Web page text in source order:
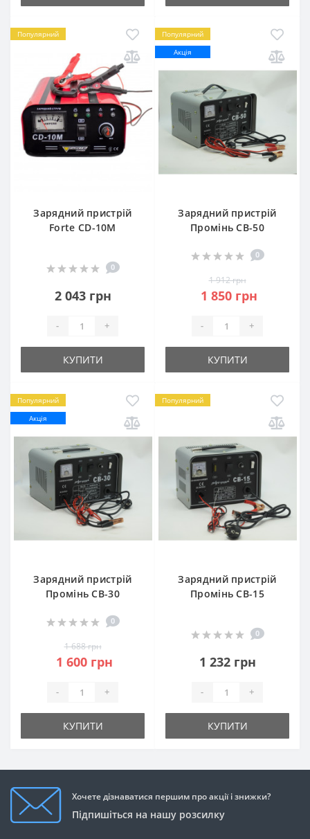
Популярний
Зарядний пристрій
Forte CD-10M
0
2 043 грн
- +
КУПИТИ
Популярний
Акція
Зарядний пристрій
Промінь CB-50
0
1 912 грн
1 850 грн
- +
КУПИТИ
Популярний
Акція
Зарядний пристрій
Промінь CB-30
0
1 688 грн
1 600 грн
- +
КУПИТИ
Популярний
Зарядний пристрій
Промінь CB-15
0
1 232 грн
- +
КУПИТИ
Хочете дізнаватися першим про акції і знижки?
Підпишіться на нашу розсилку